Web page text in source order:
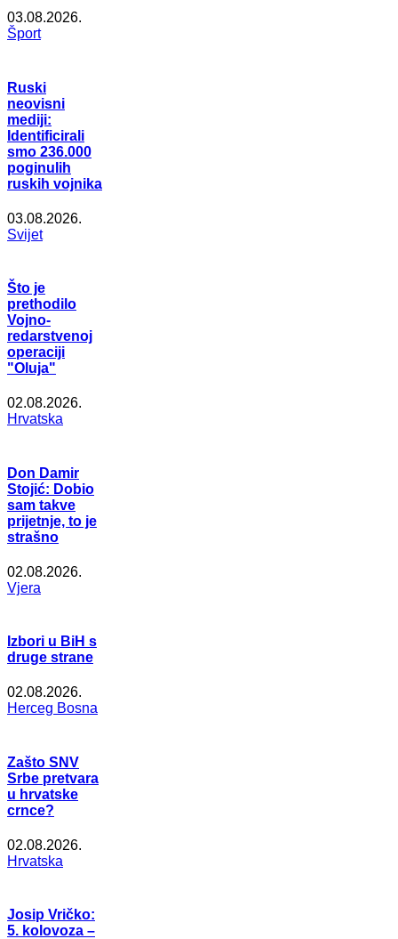
03.08.2026.
Šport
Ruski
neovisni
mediji:
Identificirali
smo 236.000
poginulih
ruskih vojnika
03.08.2026.
Svijet
Što je
prethodilo
Vojno-
redarstvenoj
operaciji
"Oluja"
02.08.2026.
Hrvatska
Don Damir
Stojić: Dobio
sam takve
prijetnje, to je
strašno
02.08.2026.
Vjera
Izbori u BiH s
druge strane
02.08.2026.
Herceg Bosna
Zašto SNV
Srbe pretvara
u hrvatske
crnce?
02.08.2026.
Hrvatska
Josip Vričko:
5. kolovoza –